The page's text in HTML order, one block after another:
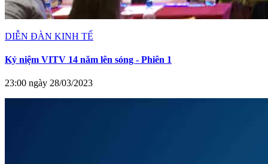
DIỄN ĐÀN KINH TẾ
Kỷ niệm VITV 14 năm lên sóng - Phiên 1
23:00 ngày 28/03/2023